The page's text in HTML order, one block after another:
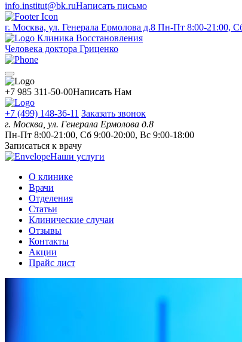
info.institut@bk.ruНаписать письмо
г. Москва, ул. Генерала Ермолова д.8 Пн-Пт 8:00-21:00,
Клиника Восстановления
Человека доктора Гриценко
+7 985 311-50-00Написать Нам
+7 (499) 148-36-11 Заказать звонок
г. Москва, ул. Генерала Ермолова д.8
Пн-Пт 8:00-21:00, Сб 9:00-20:00, Вс 9:00-18:00
Записаться к врачу
Наши услуги
О клинике
Врачи
Отделения
Статьи
Клинические случаи
Отзывы
Контакты
Акции
Прайс лист